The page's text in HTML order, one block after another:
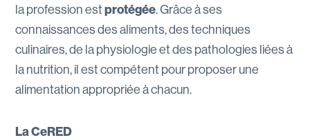
la profession estprotégée. Grâce à ses
connaissances des aliments, des techniques
culinaires, de la physiologie et des pathologies liées à
la nutrition, il est compétent pour proposer une
alimentation appropriée à chacun.
La CeRED